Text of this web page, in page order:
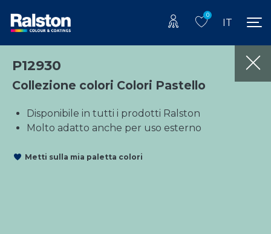
0
IT
P12930
Collezione colori Colori Pastello
Disponibile in tutti i prodotti Ralston
Molto adatto anche per uso esterno
Metti sulla mia paletta colori